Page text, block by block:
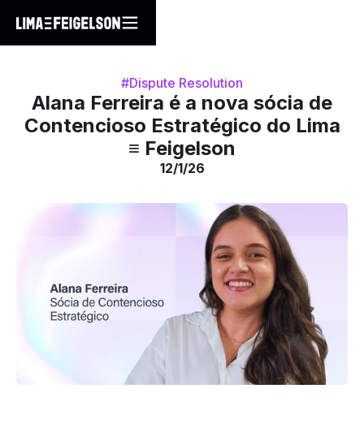
#Dispute Resolution
Alana Ferreira é a nova sócia de
Contencioso Estratégico do Lima
≡ Feigelson
12/1/26